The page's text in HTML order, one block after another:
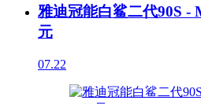
雅迪冠能白鲨二代90S -
元
07.22